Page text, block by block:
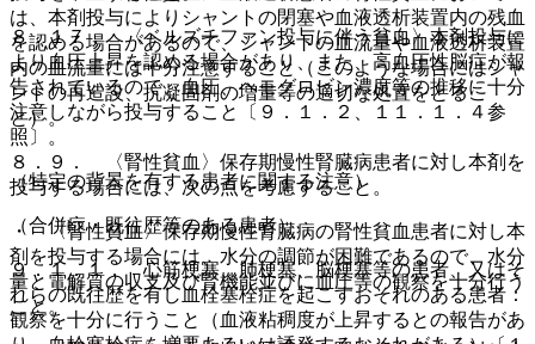
８．１７． 〈ベルズチファン投与に伴う貧血〉本剤投与に
より血圧上昇を認める場合があり、また、高血圧性脳症が報
告されているので、血圧、ヘモグロビン濃度等の推移に十分
注意しながら投与すること〔９．１．２、１１．１．４参
照〕。
（特定の背景を有する患者に関する注意）
（合併症・既往歴等のある患者）
９．１．１． 心筋梗塞、肺梗塞、脳梗塞等の患者、又はそ
れらの既往歴を有し血栓塞栓症を起こすおそれのある患者：
観察を十分に行うこと（血液粘稠度が上昇するとの報告があ
は、本剤投与によりシャントの閉塞や血液透析装置内の残血
を認める場合があるので、シャントの血流量や血液透析装置
内の血流量には十分注意すること（このような場合にはシャ
ントの再造設、抗凝固剤の増量等の適切な処置をとるこ
と）。
８．９． 〈腎性貧血〉保存期慢性腎臓病患者に対し本剤を
投与する場合には、次の点を考慮すること。
・ 〈腎性貧血〉保存期慢性腎臓病の腎性貧血患者に対し本
剤を投与する場合には、水分の調節が困難であるので、水分
量と電解質の収支及び腎機能並びに血圧等の観察を十分行う
こと。